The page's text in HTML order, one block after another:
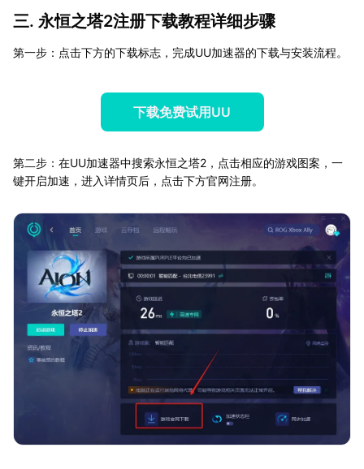
三. 永恒之塔2注册下载教程详细步骤
第一步：点击下方的下载标志，完成UU加速器的下载与安装流程。
下载免费试用UU
第二步：在UU加速器中搜索永恒之塔2，点击相应的游戏图案，一
键开启加速，进入详情页后，点击下方官网注册。